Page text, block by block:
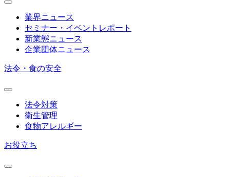
業界ニュース
セミナー・イベントレポート
新業態ニュース
企業団体ニュース
法令・食の安全
法令対策
衛生管理
食物アレルギー
お役立ち